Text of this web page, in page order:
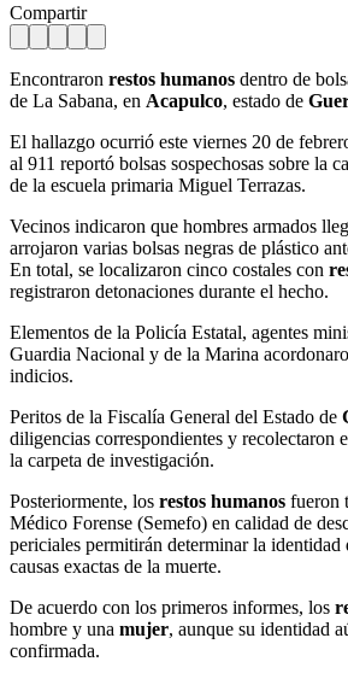
Compartir
Encontraron restos humanos dentro de
de La Sabana, en Acapulco, estado de
El hallazgo ocurrió este viernes 20 de
al 911 reportó bolsas sospechosas sobre la
de la escuela primaria Miguel Terrazas.
Vecinos indicaron que hombres armados
arrojaron varias bolsas negras de plástico
En total, se localizaron cinco costales con
registraron detonaciones durante el hecho.
Elementos de la Policía Estatal, agentes
Guardia Nacional y de la Marina
indicios.
Peritos de la Fiscalía General del Estado de
diligencias correspondientes y recolectaron
la carpeta de investigación.
Posteriormente, los restos humanos fueron
Médico Forense (Semefo) en calidad de
periciales permitirán determinar la identidad
causas exactas de la muerte.
De acuerdo con los primeros informes, los
hombre y una mujer, aunque su identidad
confirmada.